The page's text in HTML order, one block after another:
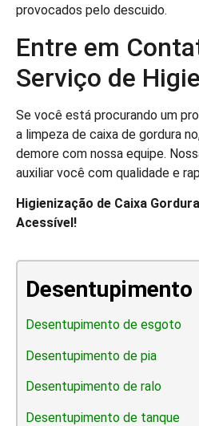
provocados pelo descuido.
Entre em
Serviço de
Se você está procurando um
a limpeza de caixa de gordura
demore com nossa equipe.
auxiliar você com qualidade e
Higienização de Caixa
Acessível!
Desentupimento
Desentupimento de esgoto
Desentupimento de pia
Desentupimento de ralo
Desentupimento de tanque